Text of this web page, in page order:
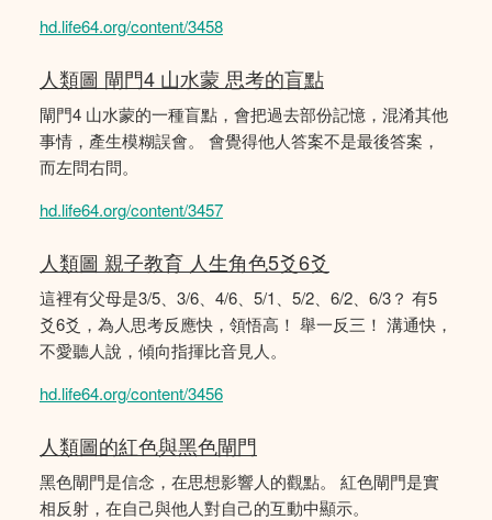
hd.life64.org/content/3458
人類圖 閘門4 山水蒙 思考的盲點
閘門4 山水蒙的一種盲點，會把過去部份記憶，混淆其他
事情，產生模糊誤會。 會覺得他人答案不是最後答案，
而左問右問。
hd.life64.org/content/3457
人類圖 親子教育 人生角色5爻6爻
這裡有父母是3/5、3/6、4/6、5/1、5/2、6/2、6/3？ 有5
爻6爻，為人思考反應快，領悟高！ 舉一反三！ 溝通快，
不愛聽人說，傾向指揮比音見人。
hd.life64.org/content/3456
人類圖的紅色與黑色閘門
黑色閘門是信念，在思想影響人的觀點。 紅色閘門是實
相反射，在自己與他人對自己的互動中顯示。